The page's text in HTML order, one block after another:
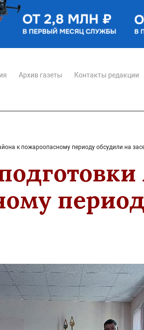
Архив газеты Контакты редакции
к пожароопасному периоду обсудили на